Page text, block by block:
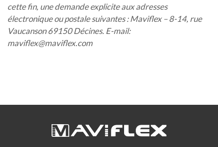
cette fin, une demande explicite aux adresses
électronique ou postale suivantes : Maviflex – 8-14, rue
Vaucanson 69150 Décines. E-mail:
maviflex@maviflex.com